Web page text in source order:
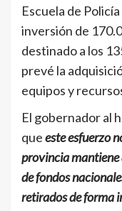
Escuela de
inversión de
destinado a los
prevé la
equipos y
El gobernador al
queeste esfuerzo
provincia mantiene
de fondos
retirados de forma